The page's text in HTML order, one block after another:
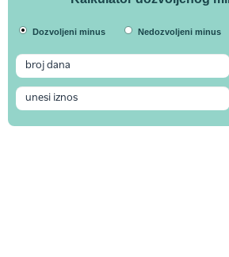
Dozvoljeni minus Nedozvoljeni minus